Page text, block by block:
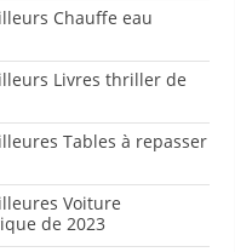
Chauffe eau
Livres thriller de
Tables à repasser
Voiture
de 2023